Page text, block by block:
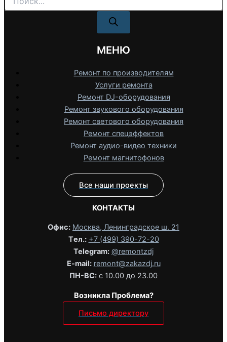
товаров
МЕНЮ
Ремонт по производителям
Услуги ремонта
Ремонт DJ-оборудования
Ремонт звукового оборудования
Ремонт светового оборудования
Ремонт спецэффектов
Ремонт аудио-видео техники
Ремонт магнитофонов
Все наши проекты
КОНТАКТЫ
Офис: Москва, Ленинградское ш. 21
Tел.: +7 (499) 390-72-20
Telegram: @remontzdj‬
E-mail: remont@zakazdj.ru
ПН-ВС: с 10.00 до 23.00
Возникла Проблема?
Письмо директору